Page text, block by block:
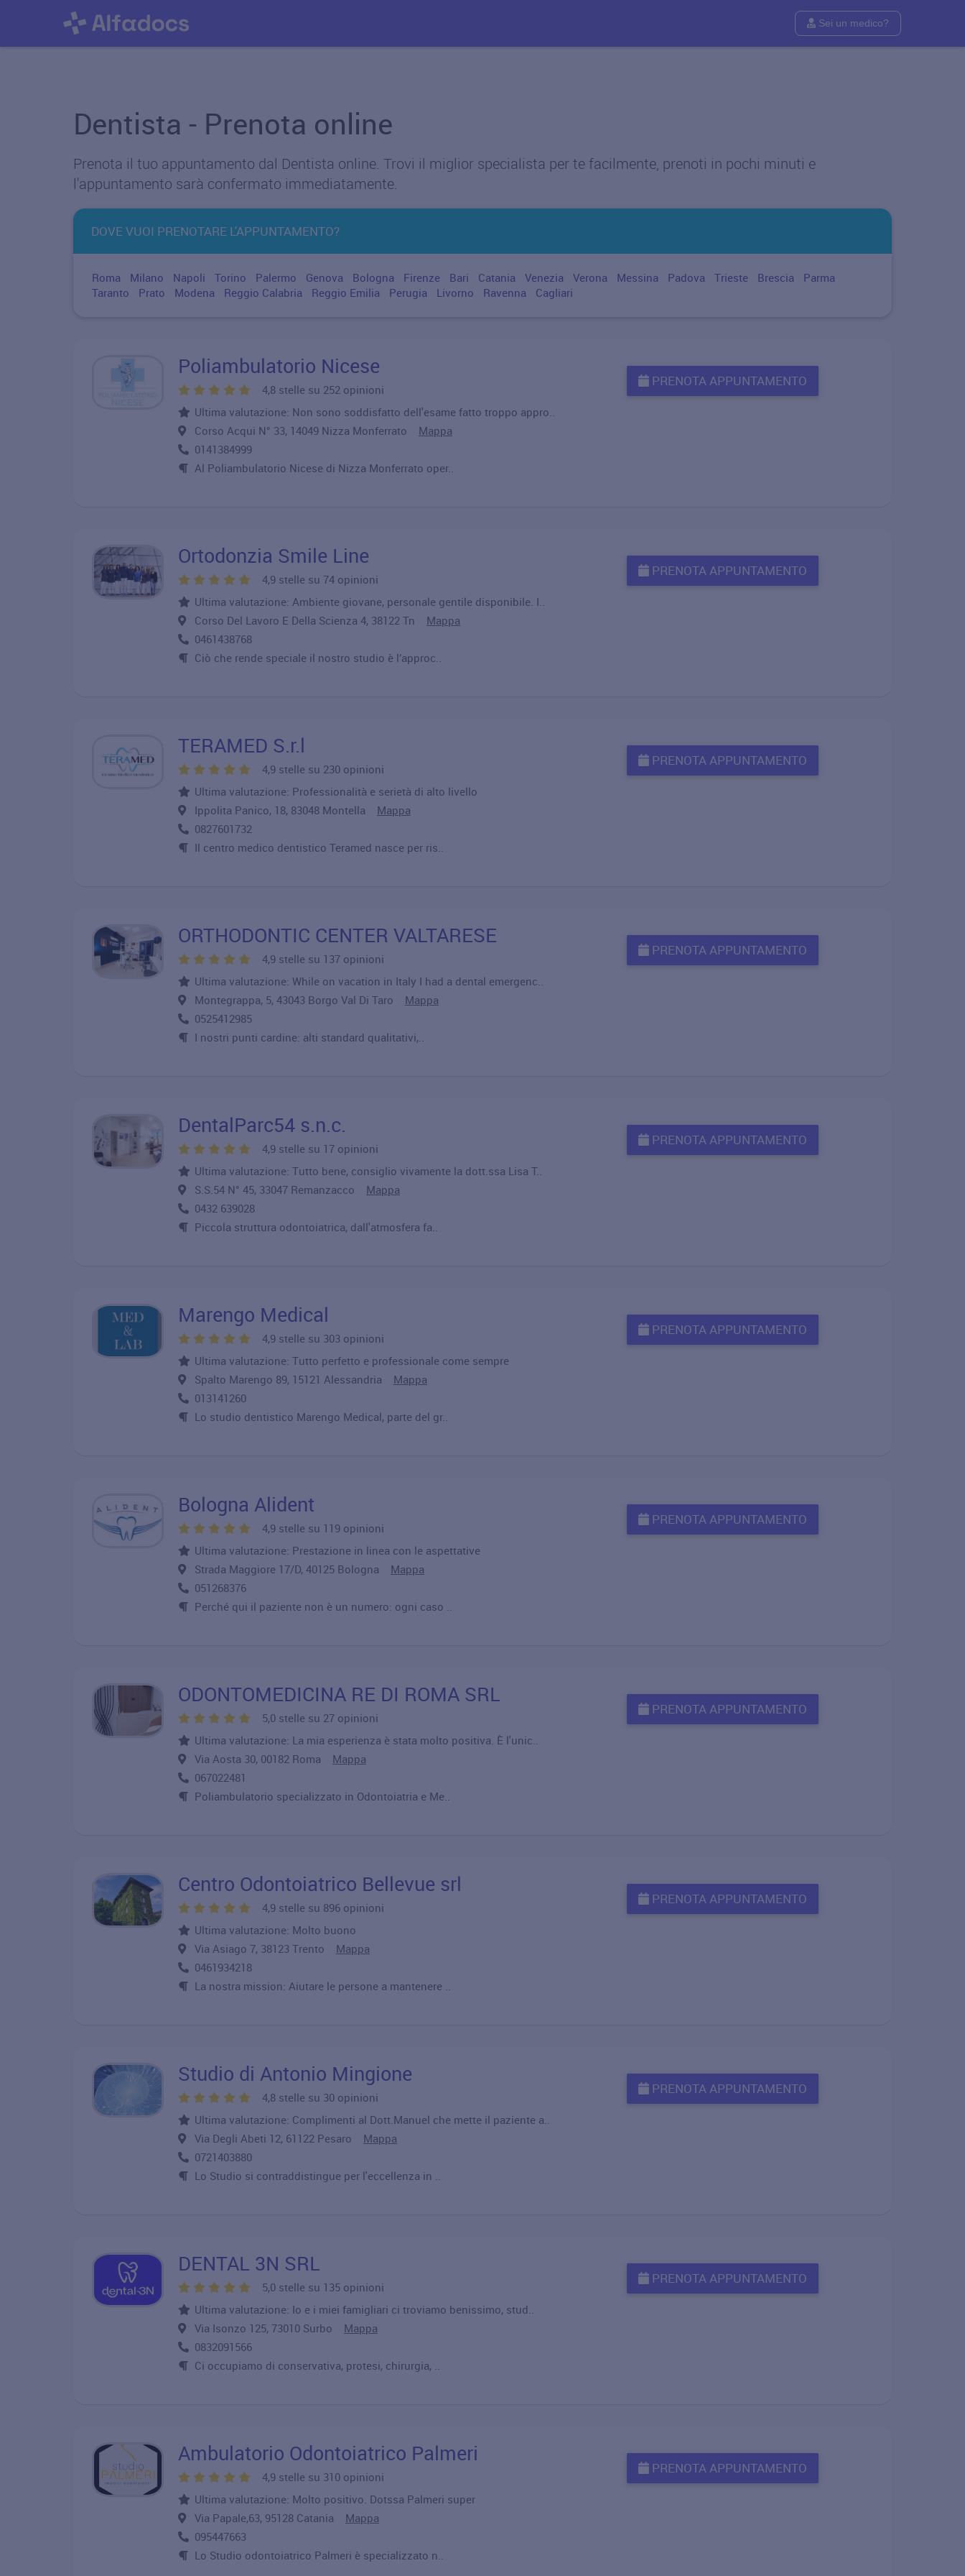
Sei un medico?
Dentista - Prenota online
Prenota il tuo appuntamento dal Dentista online. Trovi il miglior specialista per te facilmente, prenoti in pochi minuti e
l'appuntamento sarà confermato immediatamente.
DOVE VUOI PRENOTARE L'APPUNTAMENTO?
Roma Milano Napoli Torino Palermo Genova Bologna Firenze Bari Catania Venezia Verona Messina Padova Trieste Brescia
Parma
Taranto
Prato Modena Reggio Calabria Reggio Emilia Perugia Livorno Ravenna Cagliari
Poliambulatorio Nicese
4,8 stelle su 252 opinioni
Ultima valutazione: Non sono soddisfatto dell'esame fatto troppo appro..
Corso Acqui N° 33, 14049 Nizza Monferrato Mappa
0141384999
Al Poliambulatorio Nicese di Nizza Monferrato oper..
PRENOTA APPUNTAMENTO
Ortodonzia Smile Line
4,9 stelle su 74 opinioni
Ultima valutazione: Ambiente giovane, personale gentile disponibile. I..
Corso Del Lavoro E Della Scienza 4, 38122 Tn Mappa
0461438768
Ciò che rende speciale il nostro studio è l’approc..
PRENOTA APPUNTAMENTO
TERAMED S.r.l
4,9 stelle su 230 opinioni
Ultima valutazione: Professionalità e serietà di alto livello
Ippolita Panico, 18, 83048 Montella Mappa
0827601732
Il centro medico dentistico Teramed nasce per ris..
PRENOTA APPUNTAMENTO
ORTHODONTIC CENTER VALTARESE
4,9 stelle su 137 opinioni
Ultima valutazione: While on vacation in Italy I had a dental emergenc..
Montegrappa, 5, 43043 Borgo Val Di Taro Mappa
0525412985
I nostri punti cardine: alti standard qualitativi,..
PRENOTA APPUNTAMENTO
DentalParc54 s.n.c.
4,9 stelle su 17 opinioni
Ultima valutazione: Tutto bene, consiglio vivamente la dott.ssa Lisa T..
S.S.54 N° 45, 33047 Remanzacco Mappa
0432 639028
Piccola struttura odontoiatrica, dall'atmosfera fa..
PRENOTA APPUNTAMENTO
Marengo Medical
4,9 stelle su 303 opinioni
Ultima valutazione: Tutto perfetto e professionale come sempre
Spalto Marengo 89, 15121 Alessandria Mappa
013141260
Lo studio dentistico Marengo Medical, parte del gr..
PRENOTA APPUNTAMENTO
Bologna Alident
4,9 stelle su 119 opinioni
Ultima valutazione: Prestazione in linea con le aspettative
Strada Maggiore 17/D, 40125 Bologna Mappa
051268376
Perché qui il paziente non è un numero: ogni caso ..
PRENOTA APPUNTAMENTO
ODONTOMEDICINA RE DI ROMA SRL
5,0 stelle su 27 opinioni
Ultima valutazione: La mia esperienza è stata molto positiva. È l'unic..
Via Aosta 30, 00182 Roma Mappa
067022481
Poliambulatorio specializzato in Odontoiatria e Me..
PRENOTA APPUNTAMENTO
Centro Odontoiatrico Bellevue srl
4,9 stelle su 896 opinioni
Ultima valutazione: Molto buono
Via Asiago 7, 38123 Trento Mappa
0461934218
La nostra mission: Aiutare le persone a mantenere ..
PRENOTA APPUNTAMENTO
Studio di Antonio Mingione
4,8 stelle su 30 opinioni
Ultima valutazione: Complimenti al Dott.Manuel che mette il paziente a..
Via Degli Abeti 12, 61122 Pesaro Mappa
0721403880
Lo Studio si contraddistingue per l'eccellenza in ..
PRENOTA APPUNTAMENTO
DENTAL 3N SRL
5,0 stelle su 135 opinioni
Ultima valutazione: Io e i miei famigliari ci troviamo benissimo, stud..
Via Isonzo 125, 73010 Surbo Mappa
0832091566
Ci occupiamo di conservativa, protesi, chirurgia, ..
PRENOTA APPUNTAMENTO
Ambulatorio Odontoiatrico Palmeri
4,9 stelle su 310 opinioni
Ultima valutazione: Molto positivo. Dotssa Palmeri super
Via Papale,63, 95128 Catania Mappa
095447663
Lo Studio odontoiatrico Palmeri è specializzato n..
PRENOTA APPUNTAMENTO